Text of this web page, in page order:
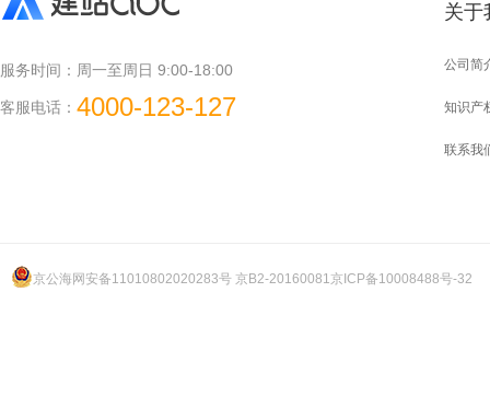
服务时间： 周一至周日 9:00-18:00
客服电话： 4000-123-127
关于
公司简
知识产
联系我
京公海网安备11010802020283号 京B2-20160081京ICP备10008488号-32